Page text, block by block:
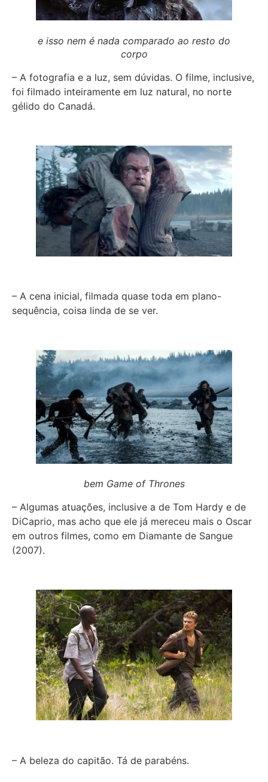
e isso nem é nada comparado ao resto do
corpo
– A fotografia e a luz, sem dúvidas. O filme, inclusive,
foi filmado inteiramente em luz natural, no norte
gélido do Canadá.
– A cena inicial, filmada quase toda em plano-
sequência, coisa linda de se ver.
bem Game of Thrones
– Algumas atuações, inclusive a de Tom Hardy e de
DiCaprio, mas acho que ele já mereceu mais o Oscar
em outros filmes, como em Diamante de Sangue
(2007).
– A beleza do capitão. Tá de parabéns.